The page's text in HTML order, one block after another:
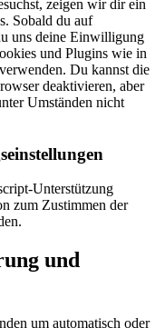
zeigen wir dir ein
Sobald du auf
uns deine Einwilligung
und Plugins wie in
Du kannst die
deaktivieren, aber
Umständen nicht
Unterstützung
zum Zustimmen der
und
um automatisch oder